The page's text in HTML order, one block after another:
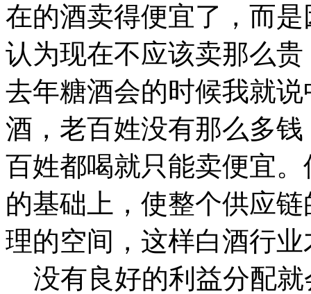
在的酒卖得便宜了，而
认为现在不应该卖那么
去年糖酒会的时候我就
酒，老百姓没有那么多
百姓都喝就只能卖便宜
的基础上，使整个供应
理的空间，这样白酒行业
没有良好的利益分配就